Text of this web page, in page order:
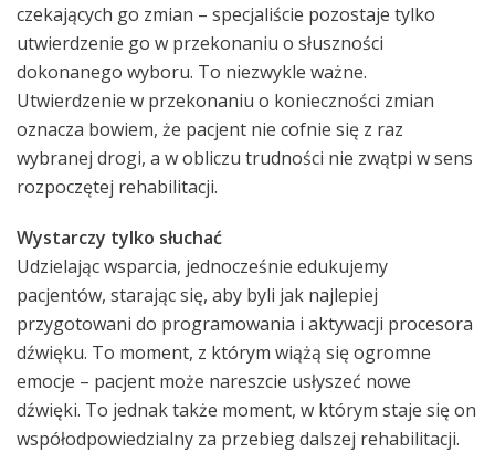
czekających go zmian – specjaliście pozostaje tylko
utwierdzenie go w przekonaniu o słuszności
dokonanego wyboru. To niezwykle ważne.
Utwierdzenie w przekonaniu o konieczności zmian
oznacza bowiem, że pacjent nie cofnie się z raz
wybranej drogi, a w obliczu trudności nie zwątpi w sens
rozpoczętej rehabilitacji.
Wystarczy tylko słuchać
Udzielając wsparcia, jednocześnie edukujemy
pacjentów, starając się, aby byli jak najlepiej
przygotowani do programowania i aktywacji procesora
dźwięku. To moment, z którym wiążą się ogromne
emocje – pacjent może nareszcie usłyszeć nowe
dźwięki. To jednak także moment, w którym staje się on
współodpowiedzialny za przebieg dalszej rehabilitacji.